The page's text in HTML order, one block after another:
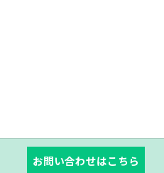
お問い合わせはこちら